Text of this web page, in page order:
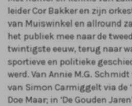
leider Cor Bakker en zijn
van Muiswinkel en allround
het publiek mee naar de
twintigste eeuw, terug naar
sportieve en politieke
werd. Van Annie M.G.
van Simon Carmiggelt via de
Doe Maar; in ‘De Gouden